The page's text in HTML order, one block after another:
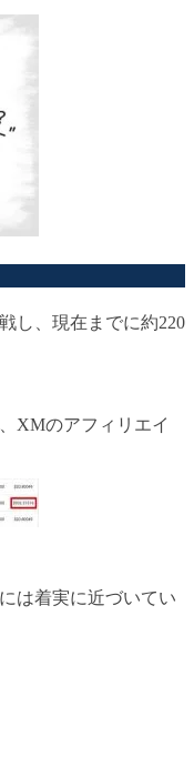
し、現在までに約220
XMのアフィリエイ
は着実に近づいてい